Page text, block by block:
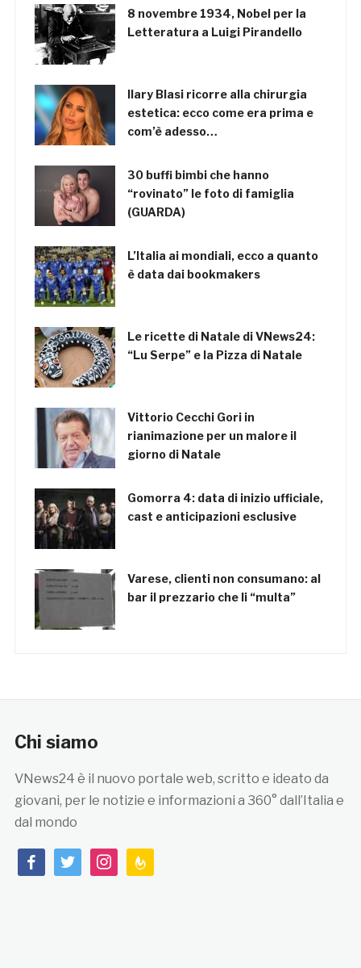
8 novembre 1934, Nobel per la
Letteratura a Luigi Pirandello
Ilary Blasi ricorre alla chirurgia
estetica: ecco come era prima e
com’è adesso…
30 buffi bimbi che hanno
“rovinato” le foto di famiglia
(GUARDA)
L’Italia ai mondiali, ecco a quanto
è data dai bookmakers
Le ricette di Natale di VNews24:
“Lu Serpe” e la Pizza di Natale
Vittorio Cecchi Gori in
rianimazione per un malore il
giorno di Natale
Gomorra 4: data di inizio ufficiale,
cast e anticipazioni esclusive
Varese, clienti non consumano: al
bar il prezzario che li “multa”
Chi siamo
VNews24 è il nuovo portale web, scritto e ideato da
giovani, per le notizie e informazioni a 360° dall’Italia e
dal mondo
facebooktwitterinstagramfeedburner